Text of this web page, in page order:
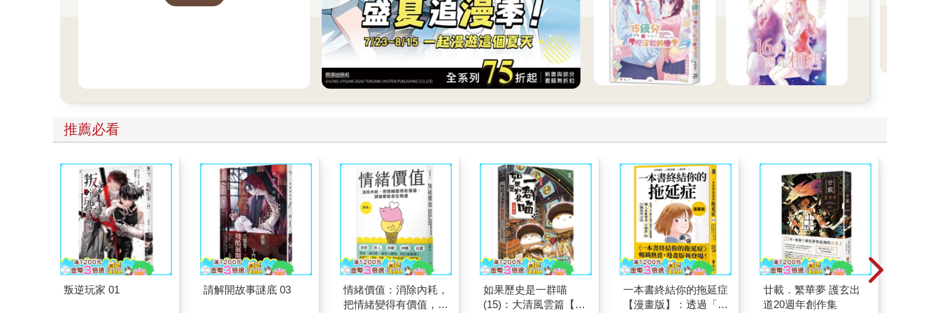
推薦必看
叛逆玩家 01 請解開故事謎底 03
情緒價值：消除內耗，
把情緒變得有價值，跟
如果歷史是一群喵
(15)：大清風雲篇【萌
一本書終結你的拖延症
【漫畫版】：透過「小
廿載．繁華夢 護玄出
道20週年創作集